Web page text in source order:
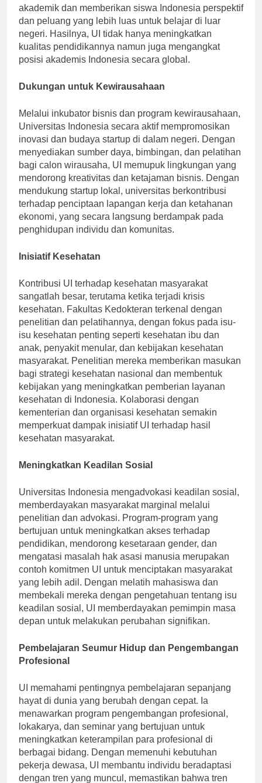
Kolaborasi ini meningkatkan penawaran program
akademik dan memberikan siswa Indonesia perspektif
dan peluang yang lebih luas untuk belajar di luar
negeri. Hasilnya, UI tidak hanya meningkatkan
kualitas pendidikannya namun juga mengangkat
Melalui inkubator bisnis dan program kewirausahaan,
Universitas Indonesia secara aktif mempromosikan
inovasi dan budaya startup di dalam negeri. Dengan
menyediakan sumber daya, bimbingan, dan pelatihan
bagi calon wirausaha, UI memupuk lingkungan yang
mendorong kreativitas dan ketajaman bisnis. Dengan
mendukung startup lokal, universitas berkontribusi
terhadap penciptaan lapangan kerja dan ketahanan
ekonomi, yang secara langsung berdampak pada
Kontribusi UI terhadap kesehatan masyarakat
sangatlah besar, terutama ketika terjadi krisis
kesehatan. Fakultas Kedokteran terkenal dengan
penelitian dan pelatihannya, dengan fokus pada isu-
isu kesehatan penting seperti kesehatan ibu dan
anak, penyakit menular, dan kebijakan kesehatan
masyarakat. Penelitian mereka memberikan masukan
bagi strategi kesehatan nasional dan membentuk
kebijakan yang meningkatkan pemberian layanan
kesehatan di Indonesia. Kolaborasi dengan
kementerian dan organisasi kesehatan semakin
memperkuat dampak inisiatif UI terhadap hasil
Universitas Indonesia mengadvokasi keadilan sosial,
memberdayakan masyarakat marginal melalui
penelitian dan advokasi. Program-program yang
bertujuan untuk meningkatkan akses terhadap
pendidikan, mendorong kesetaraan gender, dan
mengatasi masalah hak asasi manusia merupakan
contoh komitmen UI untuk menciptakan masyarakat
yang lebih adil. Dengan melatih mahasiswa dan
membekali mereka dengan pengetahuan tentang isu
keadilan sosial, UI memberdayakan pemimpin masa
Pembelajaran Seumur Hidup dan Pengembangan
UI memahami pentingnya pembelajaran sepanjang
hayat di dunia yang berubah dengan cepat. Ia
menawarkan program pengembangan profesional,
lokakarya, dan seminar yang bertujuan untuk
meningkatkan keterampilan para profesional di
berbagai bidang. Dengan memenuhi kebutuhan
pekerja dewasa, UI membantu individu beradaptasi